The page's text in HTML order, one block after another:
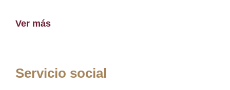
Ver más
Servicio social